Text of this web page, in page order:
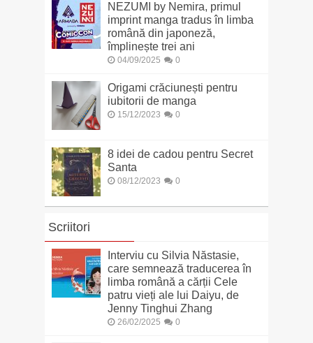
NEZUMI by Nemira, primul
imprint manga tradus în limba
română din japoneză,
împlinește trei ani
04/09/2025 0
Origami crăciunești pentru
iubitorii de manga
15/12/2023 0
8 idei de cadou pentru Secret
Santa
08/12/2023 0
Scriitori
Interviu cu Silvia Năstasie,
care semnează traducerea în
limba română a cărții Cele
patru vieți ale lui Daiyu, de
Jenny Tinghui Zhang
26/02/2025 0